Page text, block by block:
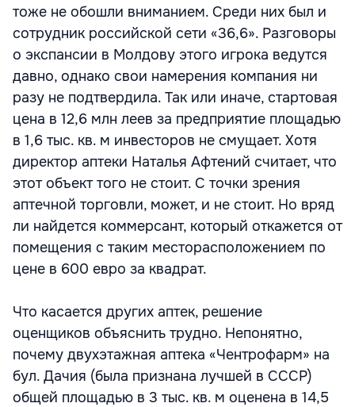
тоже не обошли вниманием. Среди них был и
сотрудник российской сети «36,6». Разговоры
о экспансии в Молдову этого игрока ведутся
давно, однако свои намерения компания ни
разу не подтвердила. Так или иначе, стартовая
цена в 12,6 млн леев за предприятие площадью
в 1,6 тыс. кв. м инвесторов не смущает. Хотя
директор аптеки Наталья Афтений считает, что
этот объект того не стоит. С точки зрения
аптечной торговли, может, и не стоит. Но вряд
ли найдется коммерсант, который откажется от
помещения с таким месторасположением по
цене в 600 евро за квадрат.
Что касается других аптек, решение
оценщиков объяснить трудно. Непонятно,
почему двухэтажная аптека «Чентрофарм» на
бул. Дачия (была признана лучшей в СССР)
общей площадью в 3 тыс. кв. м оценена в 14,5